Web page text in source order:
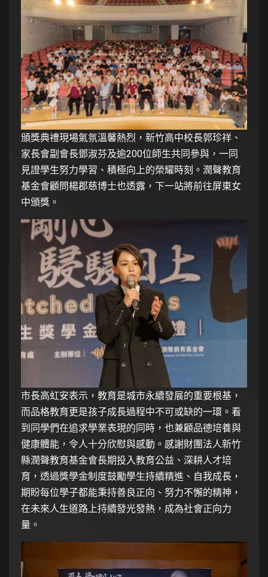
頒獎典禮現場氣氛溫馨熱烈，新竹高中校長郭珍祥、
家長會副會長鄧淑芬及逾200位師生共同參與，一同
見證學生努力學習、積極向上的榮耀時刻。潤聲教育
基金會顧問楊郡慈博士也透露，下一站將前往屏東女
中頒獎。
市長高虹安表示，教育是城市永續發展的重要根基，
而品格教育更是孩子成長過程中不可或缺的一環。看
到同學們在追求學業表現的同時，也兼顧品德培養與
健康體能，令人十分欣慰與感動。感謝財團法人新竹
縣潤聲教育基金會長期投入教育公益、深耕人才培
育，透過獎學金制度鼓勵學生持續精進、自我成長，
期盼每位學子都能秉持善良正向、努力不懈的精神，
在未來人生道路上持續發光發熱，成為社會正向力
量。